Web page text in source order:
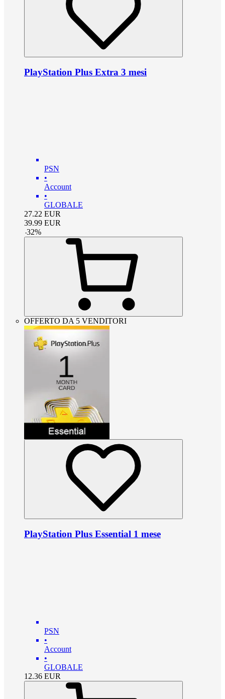
PlayStation Plus Extra 3 mesi
PSN
•
Account
•
GLOBALE
27.22 EUR
39.99 EUR
-32%
OFFERTO DA 5 VENDITORI
PlayStation Plus Essential 1 mese
PSN
•
Account
•
GLOBALE
12.36 EUR